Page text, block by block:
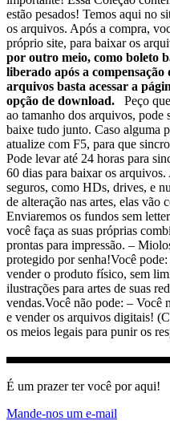
estão pesados! Temos aqui no
os arquivos. Após a compra,
próprio site, para baixar os
por outro meio, como boleto
liberado após a
arquivos basta acessar a
opção de download.
Peço
ao tamanho dos arquivos, pode
baixe tudo junto. Caso alguma
atualize com F5, para que
Pode levar até 24 horas para
60 dias para baixar os
seguros, como HDs, drives, e
de alteração nas artes, elas vão
Enviaremos os fundos sem
você faça as suas próprias
prontas para impressão. –
protegido por senha!Você
vender o produto físico, sem
ilustrações para artes de suas
vendas.Você não pode: – Você
e vender os arquivos digitais!
os meios legais para punir os
É um prazer ter você por aqui!
Mande-nos um e-mail